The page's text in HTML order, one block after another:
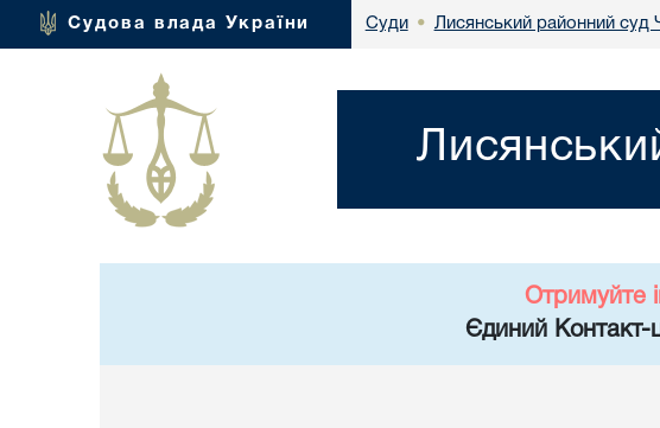
Судова влада України Суди • Лисянський районний суд
Отримуйте
Єдиний Контакт-